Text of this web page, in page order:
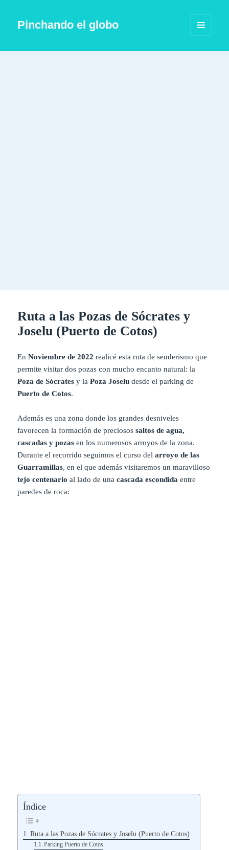
Pinchando el globo
WIDGETS
Ruta a las Pozas de Sócrates y
Joselu (Puerto de Cotos)
EnNoviembre de 2022 realicé esta ruta de senderismo que
permite visitar dos pozas con mucho encanto natural: la
Poza de Sócratesy laPoza Joselu desde el parking de
Puerto de Cotos.
Además es una zona donde los grandes desniveles
favorecen la formación de preciosossaltos de agua,
cascadas y pozasen los numerosos arroyos de la zona.
Durante el recorrido seguimos el curso delarroyo de las
Guarramillas, en el que además visitaremos un maravilloso
tejo centenario al lado de unacascada escondida entre
paredes de roca:
Índice
Ruta a las Pozas de Sócrates y Joselu (Puerto de Cotos)
Parking Puerto de Cotos